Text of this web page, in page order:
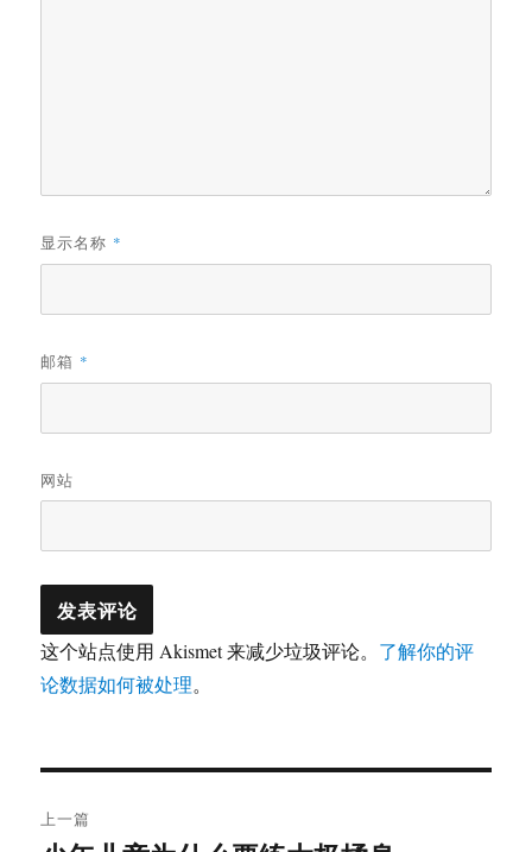
显示名称 *
邮箱 *
网站
这个站点使用 Akismet 来减少垃圾评论。 了解你的评
论数据如何被处理。
上一篇